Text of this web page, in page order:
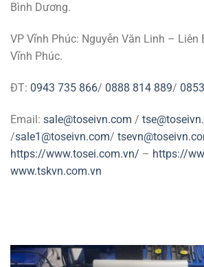
Bình Dương.
VP Vĩnh Phúc: Nguyễn Văn Linh – Liên
Vĩnh Phúc.
ĐT: 0943 735 866/ 0888 814 889/
Email: sale@toseivn.com /
/sale1@toseivn.com/
https://www.tosei.com.vn/ – https://
www.tskvn.com.vn